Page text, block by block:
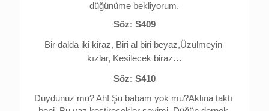
düğünüme bekliyorum.
Söz: S409
Bir dalda iki kiraz, Biri al biri beyaz,Üzülmeyin
kızlar, Kesilecek biraz…
Söz: S410
Duydunuz mu? Ah! Şu babam yok mu?Aklına taktı